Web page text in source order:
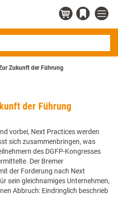
Zukunft der Führung
der Führung
vorbei, Next Practices werden
sich zusammenbringen, was
des DGFP-Kongresses
Der Bremer
der Forderung nach Next
sein gleichnamiges Unternehmen,
Abbruch: Eindringlich beschrieb